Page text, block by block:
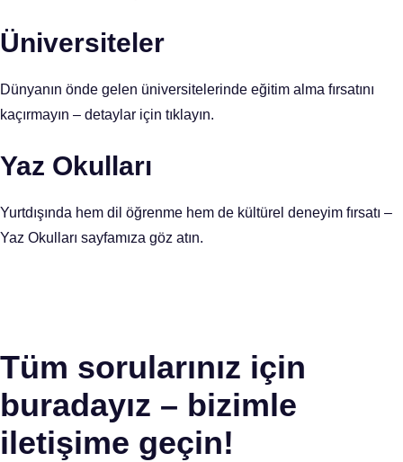
Üniversiteler
Dünyanın önde gelen üniversitelerinde eğitim alma fırsatını
kaçırmayın – detaylar için tıklayın.
Yaz Okulları
Yurtdışında hem dil öğrenme hem de kültürel deneyim fırsatı –
Yaz Okulları sayfamıza göz atın.
Tüm sorularınız için
buradayız – bizimle
iletişime geçin!